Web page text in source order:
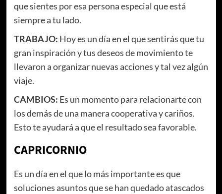
que sientes por esa persona especial que está
siempre a tu lado.
TRABAJO: Hoy es un día en el que sentirás que tu
gran inspiración y tus deseos de movimiento te
llevaron a organizar nuevas acciones y tal vez algún
viaje.
CAMBIOS: Es un momento para relacionarte con
los demás de una manera cooperativa y cariños.
Esto te ayudará a que el resultado sea favorable.
CAPRICORNIO
Es un día en el que lo más importante es que
soluciones asuntos que se han quedado atascados